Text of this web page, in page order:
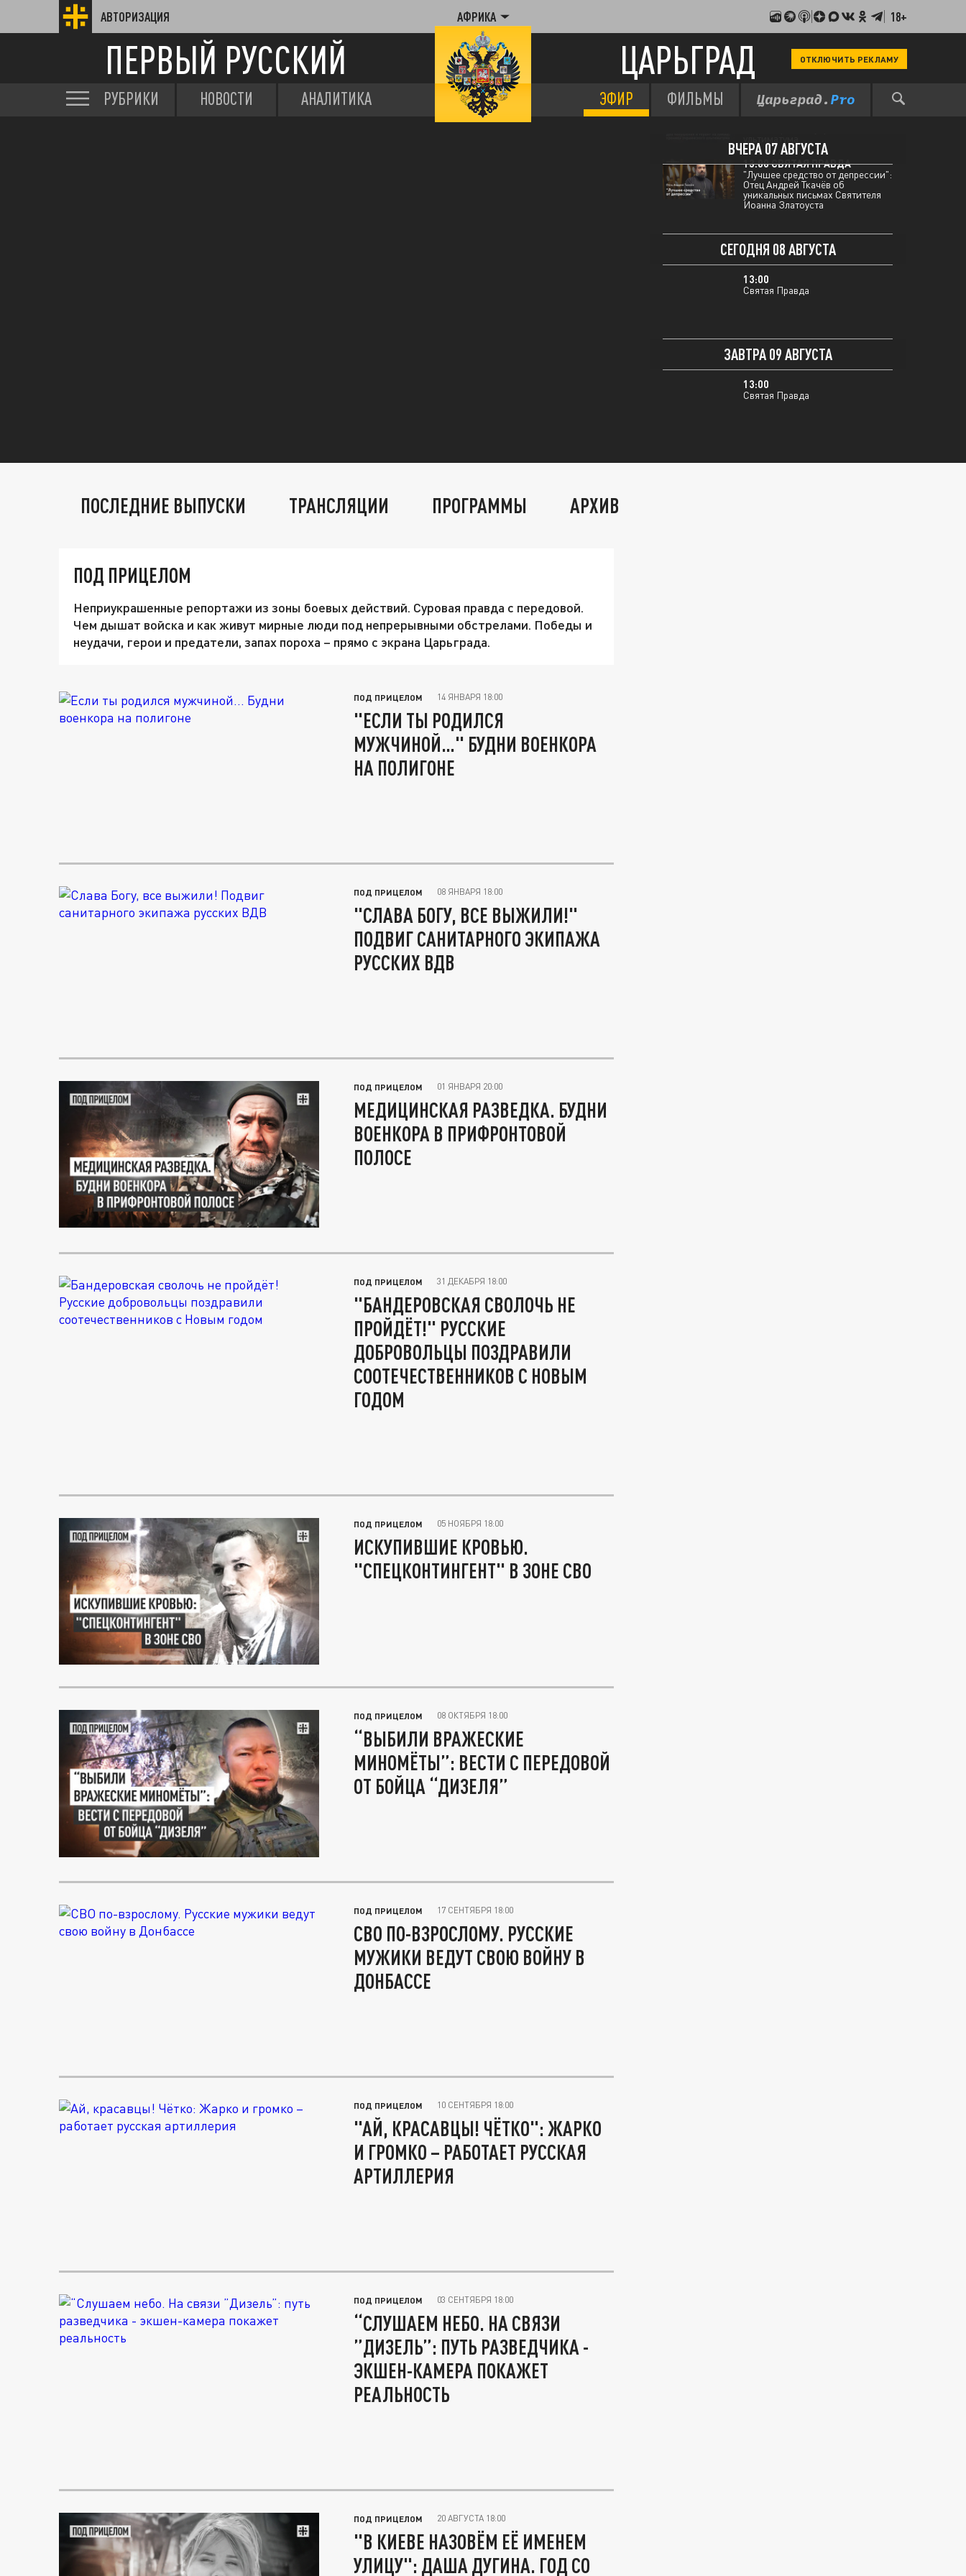
АВТОРИЗАЦИЯ АФРИКА 18+
ПЕРВЫЙ РУССКИЙ ЦАРЬГРАД ОТКЛЮЧИТЬ РЕКЛАМУ
РУБРИКИ НОВОСТИ АНАЛИТИКА ЭФИР ФИЛЬМЫ
ВЧЕРА 07 АВГУСТА
12:00 МЫ В КУРСЕ
13:00 СВЯТАЯ ПРАВДА
"Лучшее средство от депрессии":
Отец Андрей Ткачёв об
уникальных письмах Святителя
Иоанна Златоуста
СЕГОДНЯ 08 АВГУСТА
13:00
Святая Правда
ЗАВТРА 09 АВГУСТА
13:00
Святая Правда
ПОСЛЕДНИЕ ВЫПУСКИ ТРАНСЛЯЦИИ ПРОГРАММЫ АРХИВ
ПОД ПРИЦЕЛОМ
Неприукрашенные репортажи из зоны боевых действий. Суровая правда с передовой.
Чем дышат войска и как живут мирные люди под непрерывными обстрелами. Победы и
неудачи, герои и предатели, запах пороха – прямо с экрана Царьграда.
ПОД ПРИЦЕЛОМ 14 ЯНВАРЯ 18:00
"ЕСЛИ ТЫ РОДИЛСЯ
МУЖЧИНОЙ…" БУДНИ ВОЕНКОРА
НА ПОЛИГОНЕ
ПОД ПРИЦЕЛОМ 08 ЯНВАРЯ 18:00
"СЛАВА БОГУ, ВСЕ ВЫЖИЛИ!"
ПОДВИГ САНИТАРНОГО ЭКИПАЖА
РУССКИХ ВДВ
ПОД ПРИЦЕЛОМ 01 ЯНВАРЯ 20:00
МЕДИЦИНСКАЯ РАЗВЕДКА. БУДНИ
ВОЕНКОРА В ПРИФРОНТОВОЙ
ПОЛОСЕ
ПОД ПРИЦЕЛОМ 31 ДЕКАБРЯ 18:00
"БАНДЕРОВСКАЯ СВОЛОЧЬ НЕ
ПРОЙДЁТ!" РУССКИЕ
ДОБРОВОЛЬЦЫ ПОЗДРАВИЛИ
СООТЕЧЕСТВЕННИКОВ С НОВЫМ
ГОДОМ
ПОД ПРИЦЕЛОМ 05 НОЯБРЯ 18:00
ИСКУПИВШИЕ КРОВЬЮ.
"СПЕЦКОНТИНГЕНТ" В ЗОНЕ СВО
ПОД ПРИЦЕЛОМ 08 ОКТЯБРЯ 18:00
“ВЫБИЛИ ВРАЖЕСКИЕ
МИНОМЁТЫ”: ВЕСТИ С ПЕРЕДОВОЙ
ОТ БОЙЦА “ДИЗЕЛЯ”
ПОД ПРИЦЕЛОМ 17 СЕНТЯБРЯ 18:00
СВО ПО-ВЗРОСЛОМУ. РУССКИЕ
МУЖИКИ ВЕДУТ СВОЮ ВОЙНУ В
ДОНБАССЕ
ПОД ПРИЦЕЛОМ 10 СЕНТЯБРЯ 18:00
"АЙ, КРАСАВЦЫ! ЧЁТКО": ЖАРКО
И ГРОМКО – РАБОТАЕТ РУССКАЯ
АРТИЛЛЕРИЯ
ПОД ПРИЦЕЛОМ 03 СЕНТЯБРЯ 18:00
“СЛУШАЕМ НЕБО. НА СВЯЗИ
”ДИЗЕЛЬ”: ПУТЬ РАЗВЕДЧИКА -
ЭКШЕН-КАМЕРА ПОКАЖЕТ
РЕАЛЬНОСТЬ
ПОД ПРИЦЕЛОМ 20 АВГУСТА 18:00
"В КИЕВЕ НАЗОВЁМ ЕЁ ИМЕНЕМ
УЛИЦУ": ДАША ДУГИНА. ГОД СО